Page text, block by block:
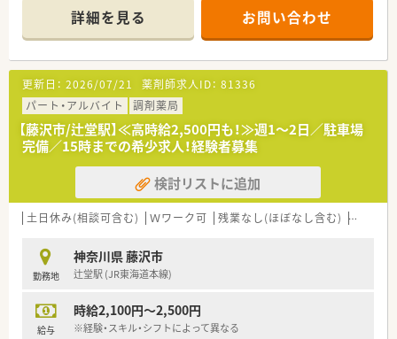
■内科ほか、面で幅広く応需しています
■認定薬剤師資格取得や、在宅業務へのかかわりによって時給ア
ップも！
■電子薬歴、散剤監査システム、自動散剤分包機、薬剤発注シス
テム等の最新機材も揃っており、お仕事をサポート！
■週4～5日の社会保険加入パート
■18時・19時まで勤務出来る方の募集です
詳細を見る お問い合わせ
更新日： 2026/07/21 薬剤師求人ID： 81336
パート・アルバイト
調剤薬局
【藤沢市/辻堂駅】≪高時給2,500円も！≫週1～2日／駐車場
完備／15時までの希少求人！経験者募集
検討リストに追加
土日休み(相談可含む) Ｗワーク可 残業なし(ほぼなし含む) 転勤な
勤務地
神奈川県 藤沢市
辻堂駅 (JR東海道本線)
給与
時給2,100円～2,500円
※経験・スキル・シフトによって異なる